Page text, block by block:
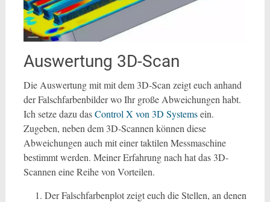
Auswertung 3D-Scan
Die Auswertung mit mit dem 3D-Scan zeigt euch anhand
der Falschfarbenbilder wo Ihr große Abweichungen habt.
Ich setze dazu dasControl X von 3D Systemsein.
Zugeben, neben dem 3D-Scannen können diese
Abweichungen auch mit einer taktilen Messmaschine
bestimmt werden. Meiner Erfahrung nach hat das 3D-
Scannen eine Reihe von Vorteilen.
Der Falschfarbenplot zeigt euch die Stellen, an denen